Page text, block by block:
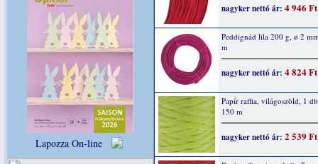
Lapozza On-line
nagyker nettó ár: 4 946 Ft
Peddignád lila 200 g, ø 2
m
nagyker nettó ár: 4 824 Ft
Papír raffia, világoszöld, 1
150 m
nagyker nettó ár: 2 539 Ft